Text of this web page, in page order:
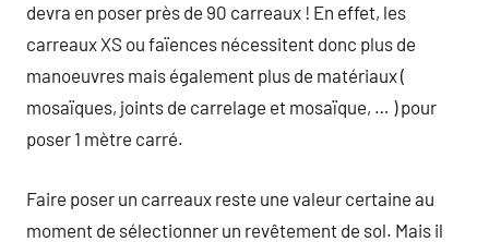
devra en poser près de 90 carreaux ! En effet, les
carreaux XS ou faïences nécessitent donc plus de
manoeuvres mais également plus de matériaux (
mosaïques, joints de carrelage et mosaïque, … ) pour
poser 1 mètre carré.
Faire poser un carreaux reste une valeur certaine au
moment de sélectionner un revêtement de sol. Mais il